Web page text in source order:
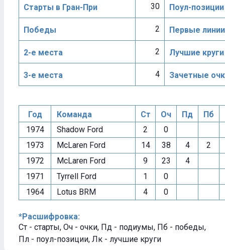
Старты в Гран-При 30 Поул-позиции
Победы 2 Первые линии
2-е места 2 Лучшие круги
3-е места 4 Зачетные
Год Команда Ст Оч Пд Пб
1974
Shadow Ford 2
0
1973
McLaren Ford 14 38 4
2
1972
McLaren Ford 9 23
4
1971
Tyrrell Ford 1
0
1964
Lotus BRM 4 0
*Расшифровка:
Ст - старты, Оч - очки, Пд - подиумы, Пб - победы,
Пл - поул-позиции, Лк - лучшие круги